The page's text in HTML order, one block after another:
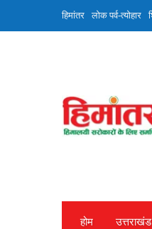
हिमांतर लोक पर्व-त्योहार
होम